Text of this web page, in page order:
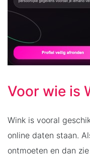
Voor wie is
Wink is vooral
online daten staan.
ontmoeten en dan